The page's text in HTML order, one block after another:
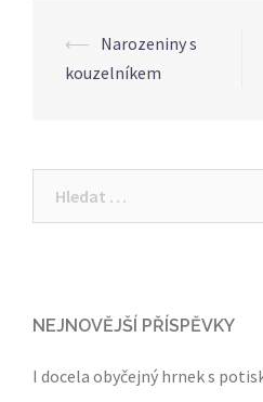
Post
navigation
⟵ Narozeniny s
kouzelníkem
NEJNOVĚJŠÍ PŘÍSPĚVKY
I docela obyčejný hrnek s